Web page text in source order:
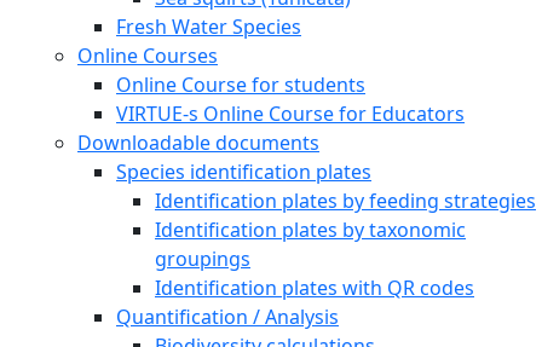
Fresh Water Species
Online Courses
Online Course for students
VIRTUE-s Online Course for Educators
Downloadable documents
Species identification plates
Identification plates by feeding strategies
Identification plates by taxonomic
groupings
Identification plates with QR codes
Quantification / Analysis